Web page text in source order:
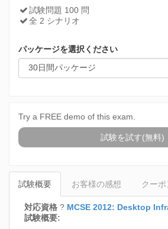
試験問題 100 問
全 2 シナリオ
パッケージを選択ください
Try a FREE demo of this exam.
試験を試す(無料)
試験概要 お客様の感想 クーポ
対応資格 ? MCSE 2012: Desktop
試験概要: